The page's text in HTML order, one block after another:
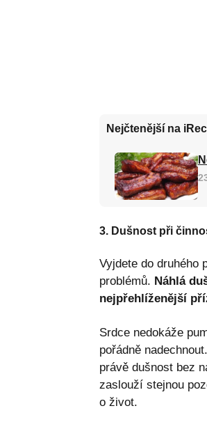
Nejčtenější na
3. Dušnost při
Vyjdete do druhého
problémů. Náhlá
nejpřehlíženější
Srdce nedokáže
pořádně
právě dušnost bez
zaslouží stejnou
o život.